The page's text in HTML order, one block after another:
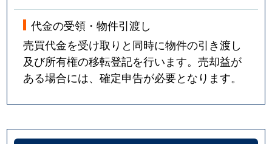
代金の受領・物件引渡し
売買代金を受け取りと同時に物件の引き渡し
及び所有権の移転登記を行います。売却益が
ある場合には、確定申告が必要となります。